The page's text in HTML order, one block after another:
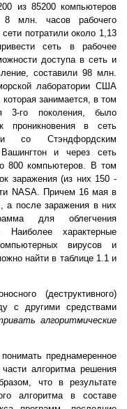
из 85200 компьютеров
8 млн. часов рабочего
потратили около 1,13
сеть в рабочее
доступа в сеть и
составили 98 млн.
лаборатории США
занимается, в том
3-го поколения, было
проникновения в сеть
со Стэндфордским
Вашингтон и через сеть
800 компьютеров. В том
заражения (из них 150 -
NASA. Причем 16 мая в
а после заражения в них
для облегчения
характерные
вирусов и
найти в таблице 1.1 и
(деструктивного)
с другими средствами
алгоритмические
преднамеренное
алгоритма решения
что в результате
алгоритма в составе